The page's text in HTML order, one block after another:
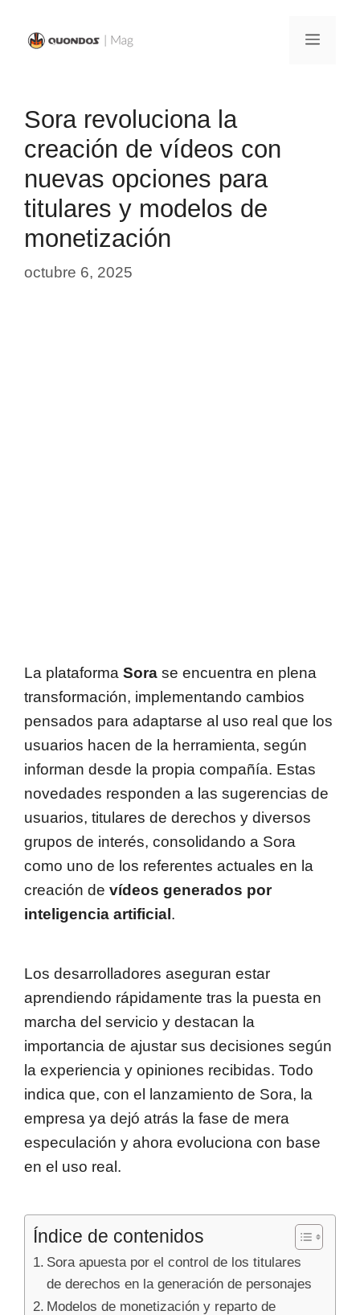
Menú
Sora revoluciona la
creación de vídeos con
nuevas opciones para
titulares y modelos de
monetización
octubre 6, 2025
La plataforma Sora se encuentra en plena
transformación, implementando cambios
pensados para adaptarse al uso real que los
usuarios hacen de la herramienta, según
informan desde la propia compañía. Estas
novedades responden a las sugerencias de
usuarios, titulares de derechos y diversos
grupos de interés, consolidando a Sora
como uno de los referentes actuales en la
creación de vídeos generados por
inteligencia artificial .
Los desarrolladores aseguran estar
aprendiendo rápidamente tras la puesta en
marcha del servicio y destacan la
importancia de ajustar sus decisiones según
la experiencia y opiniones recibidas. Todo
indica que, con el lanzamiento de Sora, la
empresa ya dejó atrás la fase de mera
especulación y ahora evoluciona con base
en el uso real.
Índice de contenidos
Sora apuesta por el control de los titulares
de derechos en la generación de personajes
Modelos de monetización y reparto de